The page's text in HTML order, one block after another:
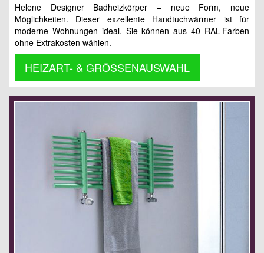
Helene Designer Badheizkörper – neue Form, neue
Möglichkeiten. Dieser exzellente Handtuchwärmer ist für
moderne Wohnungen ideal. Sie können aus 40 RAL-Farben
ohne Extrakosten wählen.
HEIZART- & GRÖSSENAUSWAHL